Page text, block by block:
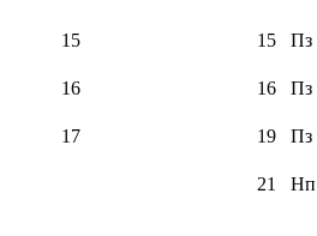
15
15 Пз
16
16 Пз
17
19 Пз
21
Нп